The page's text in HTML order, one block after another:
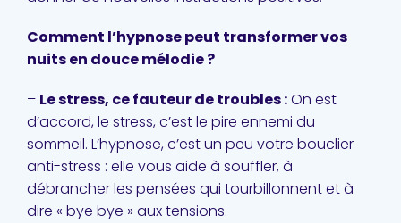
Comment l’hypnose peut transformer vos
nuits en douce mélodie ?
– Le stress, ce fauteur de troubles :On est
d’accord, le stress, c’est le pire ennemi du
sommeil. L’hypnose, c’est un peu votre bouclier
anti-stress : elle vous aide à souffler, à
débrancher les pensées qui tourbillonnent et à
dire « bye bye » aux tensions.